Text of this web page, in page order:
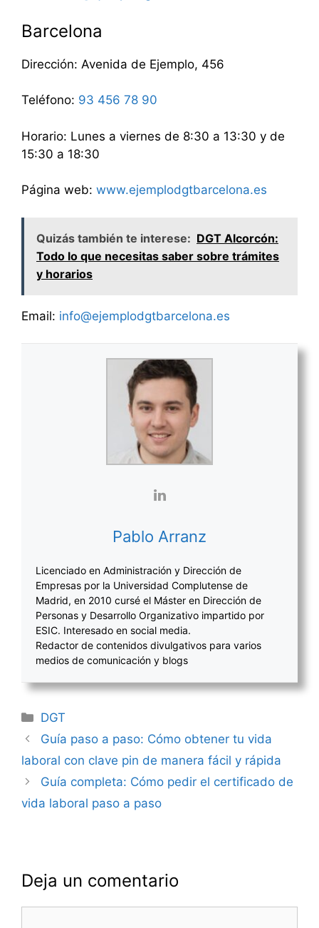
Barcelona
Dirección: Avenida de Ejemplo, 456
Teléfono: 93 456 78 90
Horario: Lunes a viernes de 8:30 a 13:30 y de
15:30 a 18:30
Página web: www.ejemplodgtbarcelona.es
Quizás también te interese: DGT Alcorcón:
Todo lo que necesitas saber sobre trámites
y horarios
Email: info@ejemplodgtbarcelona.es
Pablo Arranz
Licenciado en Administración y Dirección de
Empresas por la Universidad Complutense de
Madrid, en 2010 cursé el Máster en Dirección de
Personas y Desarrollo Organizativo impartido por
ESIC. Interesado en social media.
Redactor de contenidos divulgativos para varios
medios de comunicación y blogs
Categorías
DGT
Navegación
de
Guía paso a paso: Cómo obtener tu vida
laboral con clave pin de manera fácil y rápida
Guía completa: Cómo pedir el certificado de
vida laboral paso a paso
Deja un comentario